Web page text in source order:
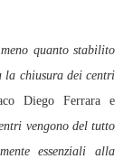
quanto stabilito
la chiusura dei centri
Diego Ferrara e
vengono del tutto
essenziali alla